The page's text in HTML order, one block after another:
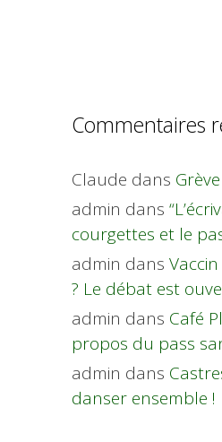
Commentaires
Claude dans
admin dans
courgettes et le
admin dans
? Le débat est
admin dans Café
propos du pass
admin dans
danser ensemble !